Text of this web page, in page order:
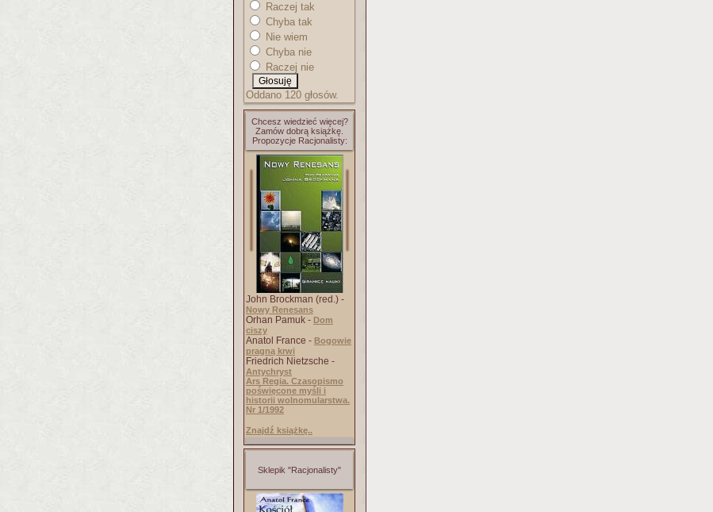
Raczej tak
Chyba tak
Nie wiem
Chyba nie
Raczej nie
Oddano 120 głosów.
Chcesz wiedzieć więcej?
Zamów dobrą książkę.
Propozycje Racjonalisty:
John Brockman (red.) -
Nowy Renesans
Orhan Pamuk - Dom
ciszy
Anatol France - Bogowie
pragną krwi
Friedrich Nietzsche -
Antychryst
Ars Regia. Czasopismo
poświęcone myśli i
historii wolnomularstwa.
Nr 1/1992
Znajdź książkę..
Sklepik "Racjonalisty"